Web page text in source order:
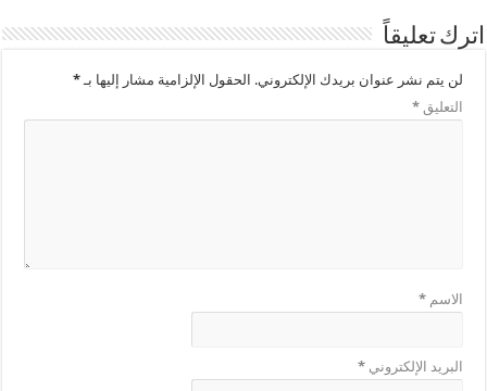
اترك تعليقاً
لن يتم نشر عنوان بريدك الإلكتروني. الحقول الإلزامية مشار إليها بـ*
التعليق*
الاسم*
البريد الإلكتروني*